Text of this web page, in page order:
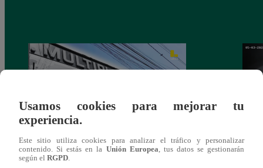
Asesinan a comerciante ferretero dentro de
Usamos cookies para mejorar tu
experiencia.
Este sitio utiliza cookies para analizar el tráfico y personalizar
contenido. Si estás en la Unión Europea , tus datos se gestionarán
según el RGPD